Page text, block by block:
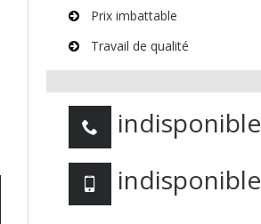
Prix imbattable
Travail de qualité
indisponible
indisponible